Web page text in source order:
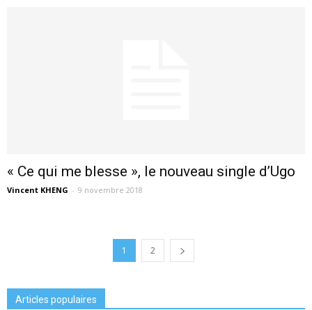
« Ce qui me blesse », le nouveau single d’Ugo
Vincent KHENG - 9 novembre 2018
1 2
Articles populaires